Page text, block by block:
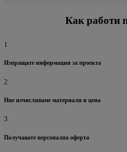
Как работи
1
Изпращате информация за проекта
2
Ние изчисляваме материали и цена
3
Получавате персонална оферта